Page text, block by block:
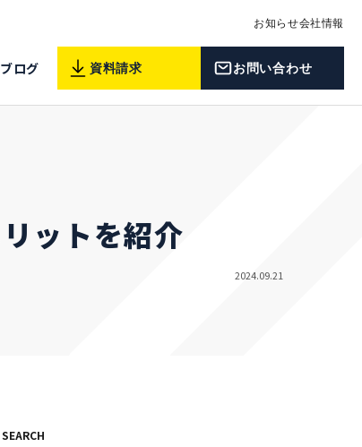
お知らせ会社情報
ブログ 資料請求 お問い合わせ
ットを紹介
2024.09.21
SEARCH